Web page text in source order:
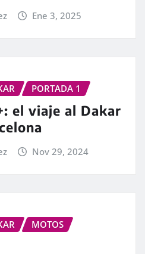
Ene 3, 2025
PORTADA 1
el viaje al Dakar
Nov 29, 2024
MOTOS